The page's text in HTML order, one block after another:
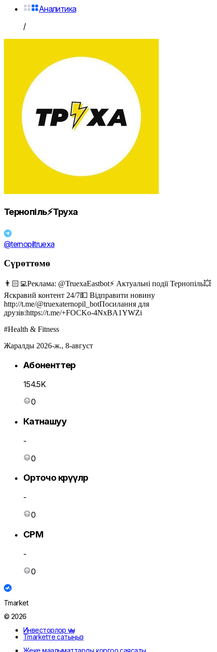
Аналитика
/
Тернопіль⚡️Труха
@ternopiltruexa
Сүрөттөмө
👨🏻‍💻Реклама: @TruexaEastbot⚡️ Актуальні події Тернопіль💥
Яскравий контент 24/7💵 Відправити новину
http://t.me/@truexaternopil_botПосилання для
друзів:https://t.me/+FOCKo-4NxBA1YWZi
#Health & Fitness
Жаралды 2026-ж., 8-август
Абоненттер
154.5K
0
Катнашуу
-
0
Орточо көрүүлөр
-
0
CPM
-
0
Tmarket
© 2026
Инвесторлор үчүн
Tmarketте сатыңыз
Жеке маалыматтарды коргоо саясаты